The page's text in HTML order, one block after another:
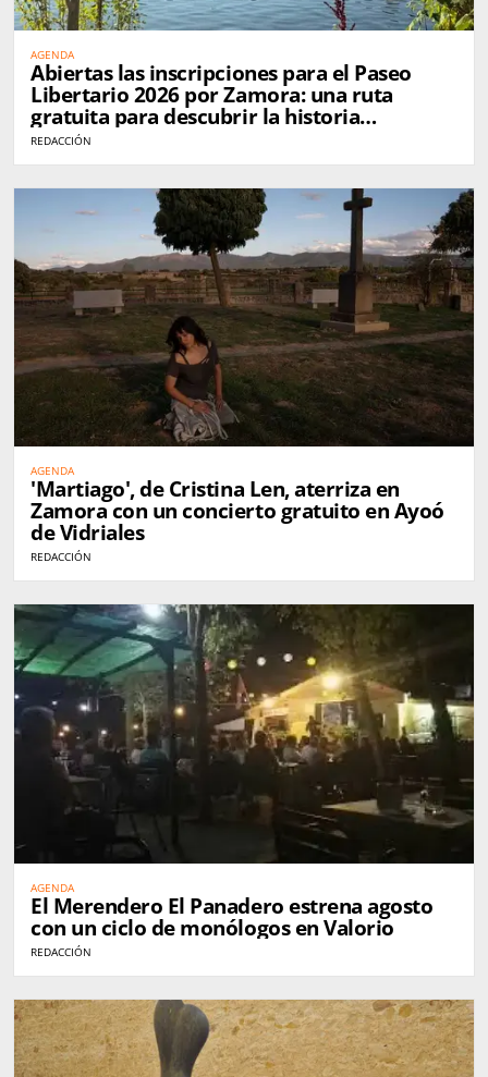
AGENDA
Abiertas las inscripciones para el Paseo
Libertario 2026 por Zamora: una ruta
gratuita para descubrir la historia
anarquista de la ciudad
REDACCIÓN
AGENDA
'Martiago', de Cristina Len, aterriza en
Zamora con un concierto gratuito en Ayoó
de Vidriales
REDACCIÓN
AGENDA
El Merendero El Panadero estrena agosto
con un ciclo de monólogos en Valorio
REDACCIÓN